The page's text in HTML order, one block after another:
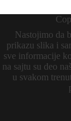
Nastojimo da
prikazu slika i
sve informacije
na sajtu su deo
u svakom